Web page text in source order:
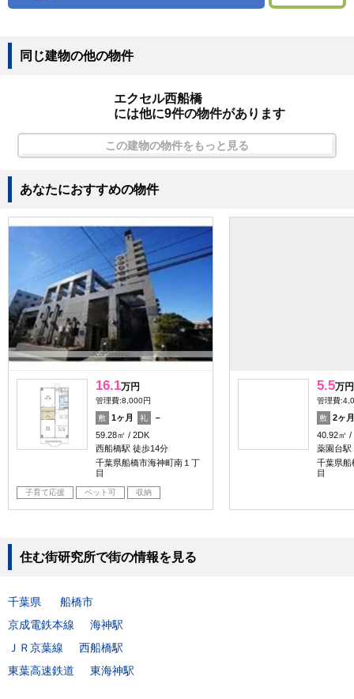
同じ建物の他の物件
エクセル西船橋
には他に9件の物件があります
この建物の物件をもっと見る
あなたにおすすめの物件
16.1万円
管理費:8,000円
敷 1ヶ月 礼
－
59.28㎡
2DK
西船橋駅 徒歩14分
千葉県船橋市海神町南１丁
目
子育て応援 ペット可 収納
5.5万円
管理費
敷
2ヶ月
40.92㎡
薬園台駅
千葉県船
目
住む街研究所で街の情報を見る
千葉県
船橋市
京成電鉄本線
海神駅
ＪＲ京葉線
西船橋駅
東葉高速鉄道
東海神駅